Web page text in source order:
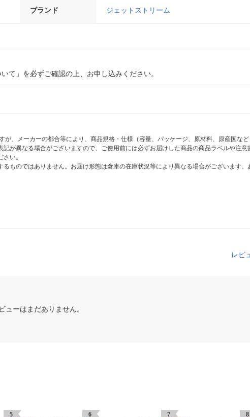
ブランド ジェットストリーム
て」を必ずご確認の上、お申し込みください。
、メーカーの都合等により、商品規格・仕様（容量、パッケージ、原材料、原産国な
が異なる場合がございますので、ご使用前には必ずお届けした商品の商品ラベルや注意
い。
ものではありません。お届け形態は倉庫の在庫状況等により異なる場合がございます。
レビ
ューはまだありません。
5 6 7 8